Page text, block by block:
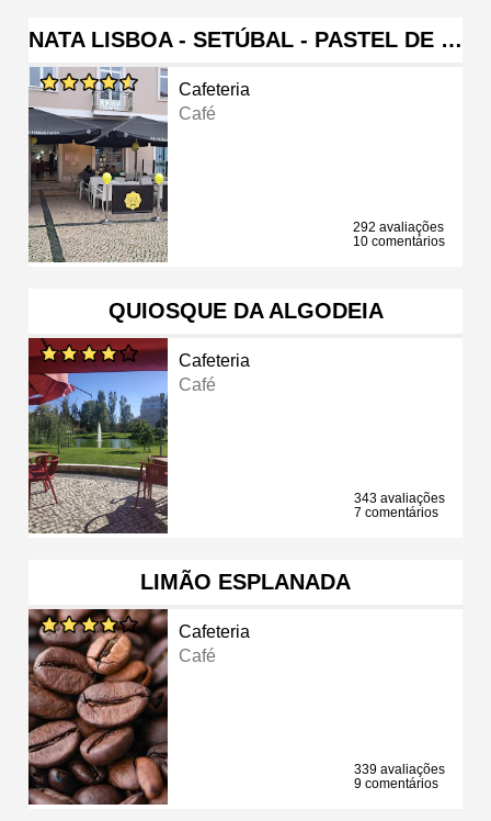
NATA LISBOA - SETÚBAL - PASTEL DE …
Cafeteria
Café
292 avaliações
10 comentários
QUIOSQUE DA ALGODEIA
Cafeteria
Café
343 avaliações
7 comentários
LIMÃO ESPLANADA
Cafeteria
Café
339 avaliações
9 comentários